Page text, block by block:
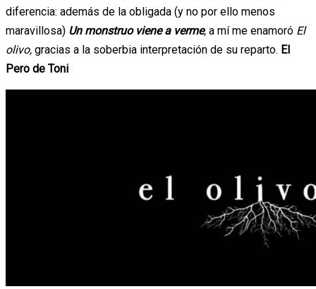
diferencia: además de la obligada (y no por ello menos
maravillosa) Un monstruo viene a verme, a mí me enamoró El
olivo, gracias a la soberbia interpretación de su reparto. El
Pero de Toni